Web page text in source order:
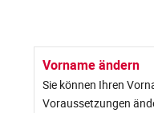
Vorname ändern
Sie können Ihren
Voraussetzungen